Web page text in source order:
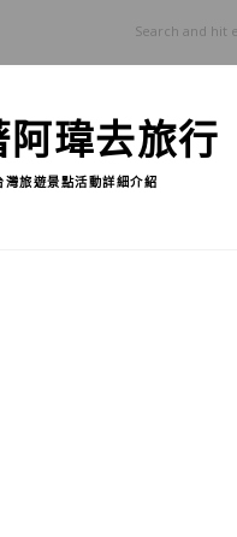
阿瑋去旅行
灣旅遊景點活動詳細介紹